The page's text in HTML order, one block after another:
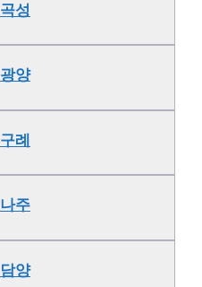
곡성
광양
구례
나주
담양